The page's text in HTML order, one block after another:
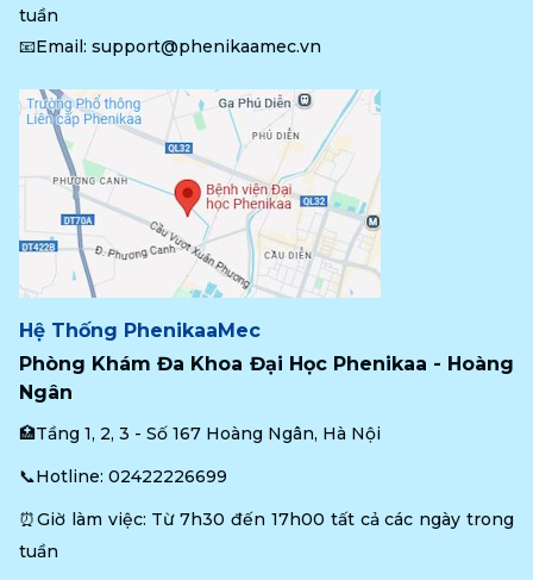
tuần
📧Email: support@phenikaamec.vn
Hệ Thống PhenikaaMec
Phòng Khám Đa Khoa Đại Học Phenikaa - Hoàng
Ngân
🏥Tầng 1, 2, 3 - Số 167 Hoàng Ngân, Hà Nội
📞Hotline: 02422226699
⏰Giờ làm việc: Từ 7h30 đến 17h00 tất cả các ngày trong
tuần